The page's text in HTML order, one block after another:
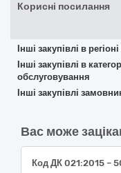
Корисні посилання
Інші закупівлі в
Інші закупівлі в
обслуговування
Інші закупівлі
Вас може